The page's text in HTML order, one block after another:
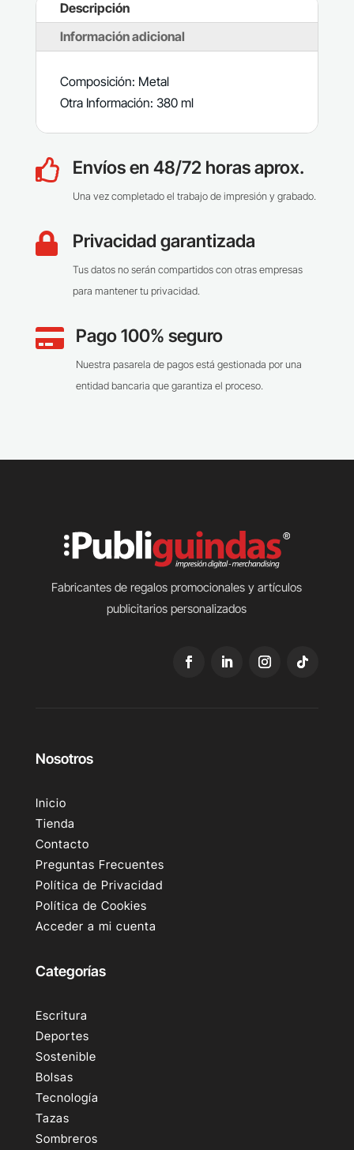
Descripción
Información adicional
Composición: Metal
Otra Información: 380 ml
 Envíos en 48/72 horas aprox.
Una vez completado el trabajo de impresión y grabado.
 Privacidad garantizada
Tus datos no serán compartidos con otras empresas
para mantener tu privacidad.
 Pago 100% seguro
Nuestra pasarela de pagos está gestionada por una
entidad bancaria que garantiza el proceso.
Fabricantes de regalos promocionales y artículos
publicitarios personalizados
Nosotros
Inicio
Tienda
Contacto
Preguntas Frecuentes
Política de Privacidad
Política de Cookies
Acceder a mi cuenta
Categorías
Escritura
Deportes
Sostenible
Bolsas
Tecnología
Tazas
Sombreros